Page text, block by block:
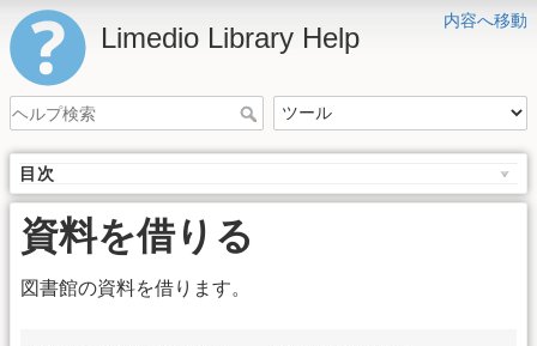
内容へ移動
Limedio Library Help
目次
資料を借りる
図書館の資料を借ります。